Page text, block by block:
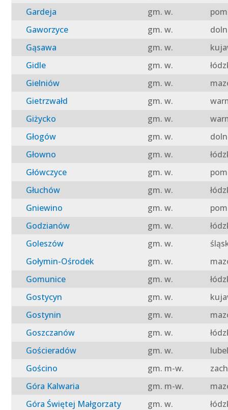
Gardeja
gm. w.
Gaworzyce
gm. w.
Gąsawa
gm. w.
Gidle
gm. w.
Gielniów
gm. w.
Gietrzwałd
gm. w.
Giżycko
gm. w.
Głogów
gm. w.
Głowno
gm. w.
Główczyce
gm. w.
Głuchów
gm. w.
Gniewino
gm. w.
Godzianów
gm. w.
Goleszów
gm. w.
Gołymin-Ośrodek
gm. w.
Gomunice
gm. w.
Gostycyn
gm. w.
Gostynin
gm. w.
Goszczanów
gm. w.
Gościeradów
gm. w.
Gościno
gm. m-w.
Góra Kalwaria
gm. m-w.
Góra Świętej Małgorzaty
gm. w.